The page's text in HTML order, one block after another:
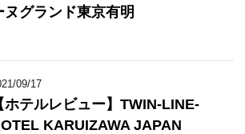
ヌグランド東京有明
09/17
ホテルレビュー】TWIN-LINE-
KARUIZAWA JAPAN